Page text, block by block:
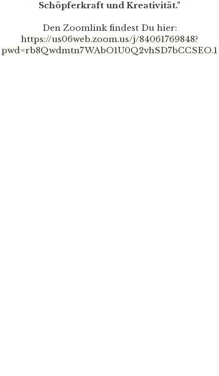
Schöpferkraft und Kreativität."
Den Zoomlink findest Du hier:
https://us06web.zoom.us/j/84061769848?
pwd=rb8Qwdmtn7WAbO1U0Q2vhSD7bCCSEO.1